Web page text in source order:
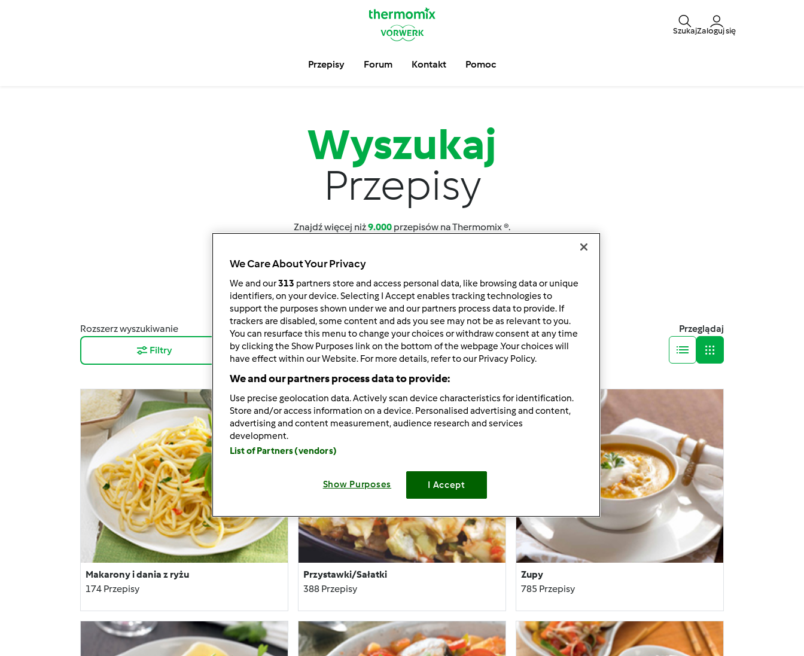
SzukajZaloguj się
Przepisy Forum Kontakt Pomoc
Wyszukaj
Przepisy
Znajdź więcej niż9.000 przepisów na Thermomix ®.
Rozszerz wyszukiwanie
Filtry
Wyników na stronę:
12
Sortuj po:
Domyślny
Przeglądaj
Makarony i dania z ryżu
174 Przepisy
Przystawki/Sałatki
388 Przepisy
Zupy
785 Przepisy
We Care About Your Privacy
We and our313 partners store and access personal data, like browsing data or unique
identifiers, on your device. Selecting I Accept enables tracking technologies to
support the purposes shown under we and our partners process data to provide. If
trackers are disabled, some content and ads you see may not be as relevant to you.
You can resurface this menu to change your choices or withdraw consent at any time
by clicking the Show Purposes link on the bottom of the webpage .Your choices will
have effect within our Website. For more details, refer to our Privacy Policy.
We and our partners process data to provide:
Use precise geolocation data. Actively scan device characteristics for identification.
Store and/or access information on a device. Personalised advertising and content,
advertising and content measurement, audience research and services
development.
List of Partners (vendors)
Show Purposes I Accept